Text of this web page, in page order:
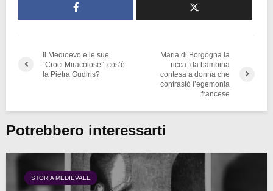
Il Medioevo e le sue
“Croci Miracolose”: cos’è
la Pietra Gudiris?
Maria di Borgogna la
ricca: da bambina
contesa a donna che
contrastò l’egemonia
francese
Potrebbero interessarti
STORIA MEDIEVALE